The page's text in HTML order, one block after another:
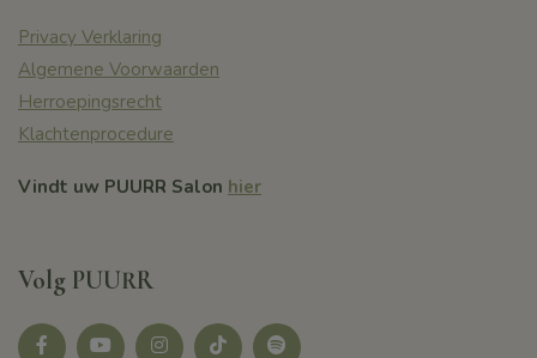
Privacy Verklaring
Algemene Voorwaarden
Herroepingsrecht
Klachtenprocedure
Vindt uw PUURR Salon hier
Volg PUURR
Facebook youtubeinstagramtikotk Spotify